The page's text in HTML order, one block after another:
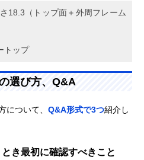
18.3（トップ面＋外周フレーム
トップ
選び方、Q&A
について、 Q&A形式で3つ紹介し
き最初に確認すべきこと